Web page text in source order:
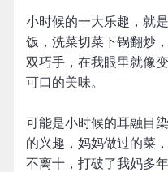
小时候的一大乐趣，就
饭，洗菜切菜下锅翻炒
双巧手，在我眼里就像
可口的美味。
可能是小时候的耳融目
的兴趣，妈妈做过的菜
不离十，打破了我妈多